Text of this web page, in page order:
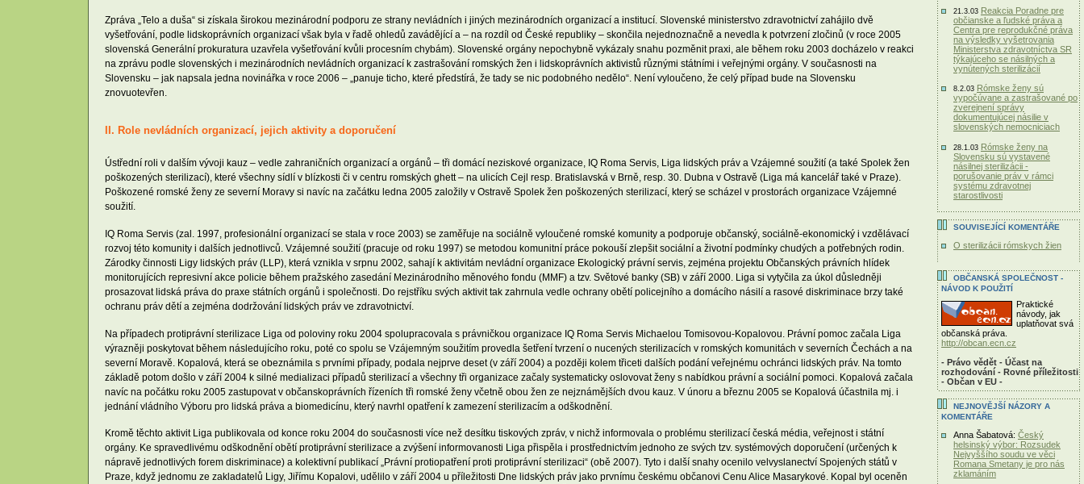
Zpráva „Telo a duša“ si získala širokou mezinárodní podporu ze strany nevládních i jiných mezinárodních organizací a institucí. Slovenské ministerstvo zdravotnictví zahájilo dvě
vyšetřování, podle lidskoprávních organizací však byla v řadě ohledů zavádějící a – na rozdíl od České republiky – skončila nejednoznačně a nevedla k potvrzení zločinů (v roce 2005
slovenská Generální prokuratura uzavřela vyšetřování kvůli procesním chybám). Slovenské orgány nepochybně vykázaly snahu pozměnit praxi, ale během roku 2003 docházelo v reakci
na zprávu podle slovenských i mezinárodních nevládních organizací k zastrašování romských žen i lidskoprávních aktivistů různými státními i veřejnými orgány. V současnosti na
Slovensku – jak napsala jedna novinářka v roce 2006 – „panuje ticho, které předstírá, že tady se nic podobného nedělo“. Není vyloučeno, že celý případ bude na Slovensku
znovuotevřen.
II. Role nevládních organizací, jejich aktivity a doporučení
Ústřední roli v dalším vývoji kauz – vedle zahraničních organizací a orgánů – tři domácí neziskové organizace, IQ Roma Servis, Liga lidských práv a Vzájemné soužití (a také Spolek žen
poškozených sterilizací), které všechny sídlí v blízkosti či v centru romských ghett – na ulicích Cejl resp. Bratislavská v Brně, resp. 30. Dubna v Ostravě (Liga má kancelář také v Praze).
Poškozené romské ženy ze severní Moravy si navíc na začátku ledna 2005 založily v Ostravě Spolek žen poškozených sterilizací, který se scházel v prostorách organizace Vzájemné
soužití.
IQ Roma Servis (zal. 1997, profesionální organizací se stala v roce 2003) se zaměřuje na sociálně vyloučené romské komunity a podporuje občanský, sociálně-ekonomický i vzdělávací
rozvoj této komunity i dalších jednotlivců. Vzájemné soužití (pracuje od roku 1997) se metodou komunitní práce pokouší zlepšit sociální a životní podmínky chudých a potřebných rodin.
Zárodky činnosti Ligy lidských práv (LLP), která vznikla v srpnu 2002, sahají k aktivitám nevládní organizace Ekologický právní servis, zejména projektu Občanských právních hlídek
monitorujících represivní akce policie během pražského zasedání Mezinárodního měnového fondu (MMF) a tzv. Světové banky (SB) v září 2000. Liga si vytyčila za úkol důsledněji
prosazovat lidská práva do praxe státních orgánů i společnosti. Do rejstříku svých aktivit tak zahrnula vedle ochrany obětí policejního a domácího násilí a rasové diskriminace brzy také
ochranu práv dětí a zejména dodržování lidských práv ve zdravotnictví.
Na případech protiprávní sterilizace Liga od poloviny roku 2004 spolupracovala s právničkou organizace IQ Roma Servis Michaelou Tomisovou-Kopalovou. Právní pomoc začala Liga
výrazněji poskytovat během následujícího roku, poté co spolu se Vzájemným soužitím provedla šetření tvrzení o nucených sterilizacích v romských komunitách v severních Čechách a na
severní Moravě. Kopalová, která se obeznámila s prvními případy, podala nejprve deset (v září 2004) a později kolem třiceti dalších podání veřejnému ochránci lidských práv. Na tomto
základě potom došlo v září 2004 k silné medializaci případů sterilizací a všechny tři organizace začaly systematicky oslovovat ženy s nabídkou právní a sociální pomoci. Kopalová začala
navíc na počátku roku 2005 zastupovat v občanskoprávních řízeních tři romské ženy včetně obou žen ze nejznámějších dvou kauz. V únoru a březnu 2005 se Kopalová účastnila mj. i
jednání vládního Výboru pro lidská práva a biomedicínu, který navrhl opatření k zamezení sterilizacím a odškodnění.
Kromě těchto aktivit Liga publikovala od konce roku 2004 do současnosti více než desítku tiskových zpráv, v nichž informovala o problému sterilizací česká média, veřejnost i státní
orgány. Ke spravedlivému odškodnění obětí protiprávní sterilizace a zvýšení informovanosti Liga přispěla i prostřednictvím jednoho ze svých tzv. systémových doporučení (určených k
nápravě jednotlivých forem diskriminace) a kolektivní publikací „Právní protiopatření proti protiprávní sterilizaci“ (obě 2007). Tyto i další snahy ocenilo velvyslanectví Spojených států v
Praze, když jednomu ze zakladatelů Ligy, Jiřímu Kopalovi, udělilo v září 2004 u příležitosti Dne lidských práv jako prvnímu českému občanovi Cenu Alice Masarykové. Kopal byl oceněn
21.3.03 Reakcia Poradne pre
občianske a ľudské práva a
Centra pre reprodukčné práva
na výsledky vyšetrovania
Ministerstva zdravotníctva SR
týkajúceho se násilných a
vynútených sterilizácií
8.2.03 Rómske ženy sú
vypočúvane a zastrašované po
zverejnení správy
dokumentujúcej násilie v
slovenských nemocniciach
28.1.03 Rómske ženy na
Slovensku sú vystavené
násilnej sterilizácii -
porušovanie práv v rámci
systému zdravotnej
starostlivosti
SOUVISEJÍCÍ KOMENTÁŘE
O sterilizácii rómskych žien
OBČANSKÁ SPOLEČNOST -
NÁVOD K POUŽITÍ
Praktické
návody, jak
uplatňovat svá
občanská práva.
http://obcan.ecn.cz
- Právo vědět - Účast na
rozhodování - Rovné příležitosti
- Občan v EU -
NEJNOVĚJŠÍ NÁZORY A
KOMENTÁŘE
Anna Šabatová: Český
helsinský výbor: Rozsudek
Nejvyššího soudu ve věci
Romana Smetany je pro nás
zklamáním